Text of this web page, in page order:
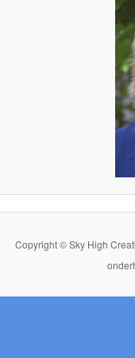
Copyright © Sky High